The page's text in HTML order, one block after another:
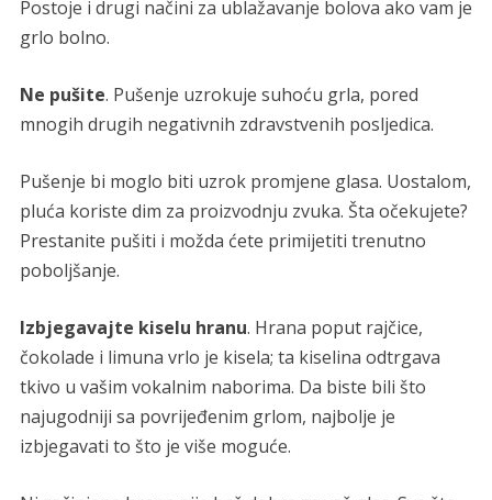
Postoje i drugi načini za ublažavanje bolova ako vam je
grlo bolno.
Ne pušite. Pušenje uzrokuje suhoću grla, pored
mnogih drugih negativnih zdravstvenih posljedica.
Pušenje bi moglo biti uzrok promjene glasa. Uostalom,
pluća koriste dim za proizvodnju zvuka. Šta očekujete?
Prestanite pušiti i možda ćete primijetiti trenutno
poboljšanje.
Izbjegavajte kiselu hranu. Hrana poput rajčice,
čokolade i limuna vrlo je kisela; ta kiselina odtrgava
tkivo u vašim vokalnim naborima. Da biste bili što
najugodniji sa povrijeđenim grlom, najbolje je
izbjegavati to što je više moguće.